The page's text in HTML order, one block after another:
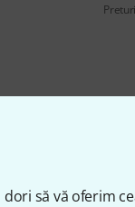
să vă oferim
ce vezi?